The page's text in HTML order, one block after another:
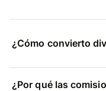
¿Cómo convierto
¿Por qué las